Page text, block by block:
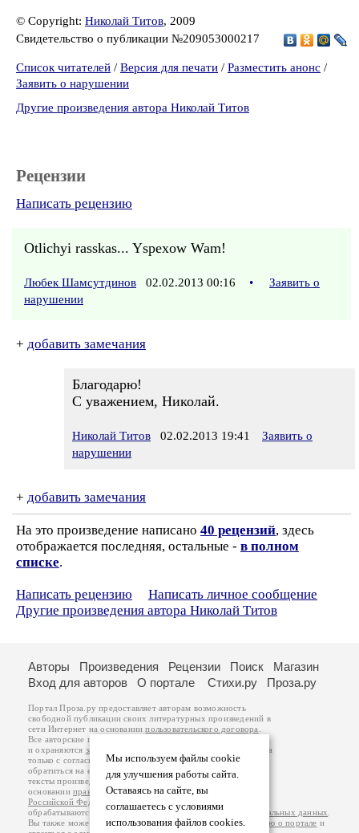
© Copyright: Николай Титов, 2009
Свидетельство о публикации №209053000217
Список читателей / Версия для печати / Разместить анонс /
Заявить о нарушении
Другие произведения автора Николай Титов
Рецензии
Написать рецензию
Otlichyi rasskas... Yspexow Wam!
Любек Шамсутдинов 02.02.2013 00:16 •
Заявить о
нарушении
+ добавить замечания
Благодарю!
С уважением, Николай.
Николай Титов 02.02.2013 19:41
Заявить о
нарушении
+ добавить замечания
На это произведение написано 40 рецензий, здесь
отображается последняя, остальные - в полном
списке.
Написать рецензию
Написать личное сообщение
Другие произведения автора Николай Титов
Мы используем файлы cookie
для улучшения работы сайта.
Оставаясь на сайте, вы
соглашаетесь с условиями
использования файлов cookies.
Авторы Произведения Рецензии Поиск
Магазин
Вход для авторов
О портале Стихи.ру Проза.ру
Портал Проза.ру предоставляет авторам возможность
свободной публикации своих литературных произведений в
сети Интернет на основаниипользовательского договора
Все авторские права на произведения принадлежат авторам
и охраняются законом
. Перепечатка произведений возможна
только с согласия его автора, к которому вы можете
обратиться на его авторской странице. Ответственность за
тексты произведений авторы несут самостоятельно на
основанииправил публикацииизаконодательства
Российской Федерации
обрабатываются на основанииПолитики обработки персональных данных
Вы также можете посмотреть более подробнуюинформацию о портале и